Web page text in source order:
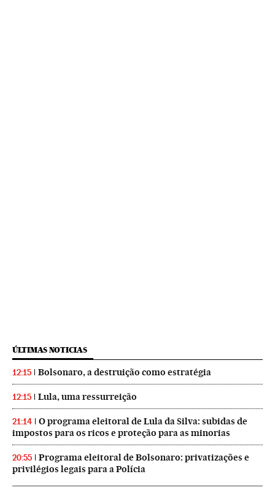
ÚLTIMAS NOTICIAS
12:15 Bolsonaro, a destruição como estratégia
12:15 Lula, uma ressurreição
21:14
O programa eleitoral de Lula da Silva: subidas de
impostos para os ricos e proteção para as minorias
20:55
Programa eleitoral de Bolsonaro: privatizações e
privilégios legais para a Polícia